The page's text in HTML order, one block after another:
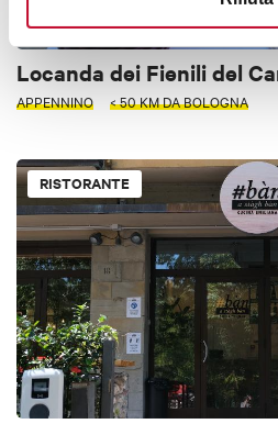
Locanda dei Fienili del
APPENNINO < 50 KM DA BOLOGNA
RISTORANTE